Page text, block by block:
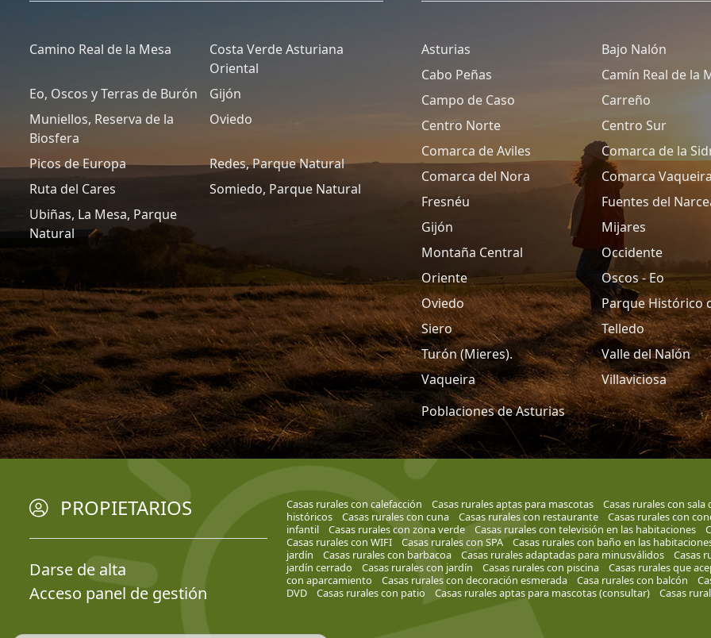
Camino Real de la Mesa
Costa Verde Asturiana
Oriental
Eo, Oscos y Terras de Burón
Gijón
Muniellos, Reserva de la
Biosfera
Oviedo
Picos de Europa
Redes, Parque Natural
Ruta del Cares
Somiedo, Parque Natural
Ubiñas, La Mesa, Parque
Natural
Asturias
Bajo Nalón
Cabo Peñas
Camín Real de la
Campo de Caso
Carreño
Centro Norte
Centro Sur
Comarca de Aviles
Comarca de la
Comarca del Nora
Comarca
Fresnéu
Fuentes del
Gijón
Mijares
Montaña Central
Occidente
Oriente
Oscos - Eo
Oviedo
Parque Histórico
Siero
Telledo
Turón (Mieres).
Valle del Nalón
Vaqueira
Villaviciosa
Poblaciones de Asturias
PROPIETARIOS
Darse de alta
Acceso panel de gestión
Casas rurales con calefacción Casas rurales aptas para mascotas
Casas rurales con sala
históricos
Casas rurales con cuna Casas rurales con restaurante
Casas rurales con
infantil
Casas rurales con zona verde Casas rurales con televisión en las habitaciones
Casas rurales con WIFI
Casas rurales con SPA
Casas rurales con baño en las
jardín
Casas rurales con barbacoa Casas rurales adaptadas para minusválidos
Casas
jardín cerrado
Casas rurales con jardín Casas rurales con piscina
Casas rurales que
con aparcamiento
Casas rurales con decoración esmerada Casa rurales con balcón
DVD
Casas rurales con patio Casas rurales aptas para mascotas (consultar) Casas